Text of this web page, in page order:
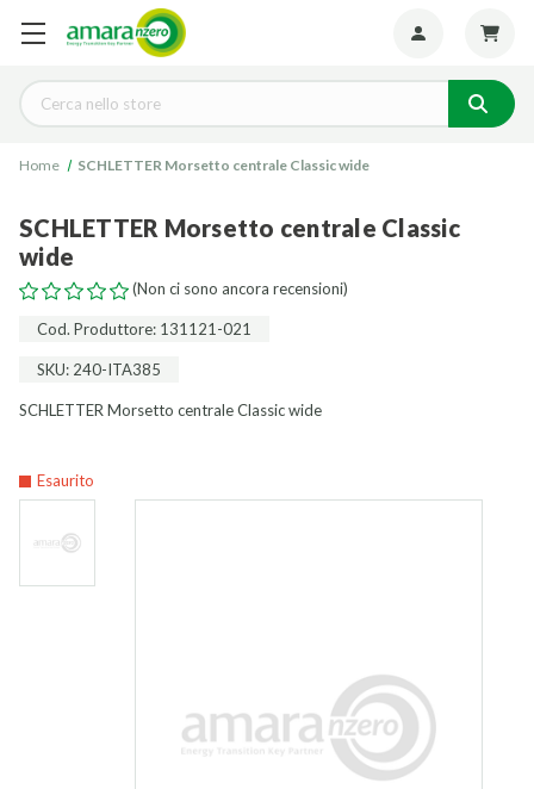
Cerca
Home SCHLETTER Morsetto centrale Classic wide
SCHLETTER Morsetto centrale Classic
wide
(Non ci sono ancora recensioni)
Cod. Produttore: 131121-021
SKU: 240-ITA385
SCHLETTER Morsetto centrale Classic wide
Esaurito